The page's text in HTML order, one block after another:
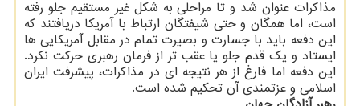
مذاکرات عنوان شد و تا مراحلی به شکل غیر مستقیم جلو رفته
است، اما همگان و حتی شیفتگان ارتباط با آمریکا دریافتند که
این دفعه باید با جسارت و بصیرت تمام در مقابل آمریکایی ها
ایستاد و یک قدم جلو یا عقب تر از فرمان رهبری حرکت نکرد.
این دفعه اما فارغ از هر نتیجه ای در مذاکرات، پیشرفت ایران
اسلامی و عزتمندی آن تحکیم شده است.